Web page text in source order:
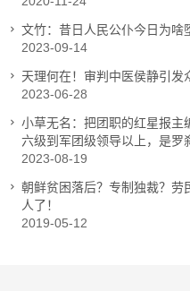
文竹：昔日人民公仆今日为啥
2023-09-14
天理何在！审判中医侯静引发
2023-06-28
小草无名：把团职的红星报主
六级到军团级领导以上，是罗
2023-08-19
朝鲜贫困落后？专制独裁？劳
人了！
2019-05-12